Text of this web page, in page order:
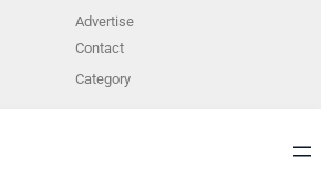
Advertise
Contact
Category